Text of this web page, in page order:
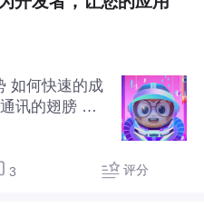
内容充满了期
起来围观本次
合作经理程春
能力API应用
演讲
如何快速的成
讯的翅膀 了
3 评分